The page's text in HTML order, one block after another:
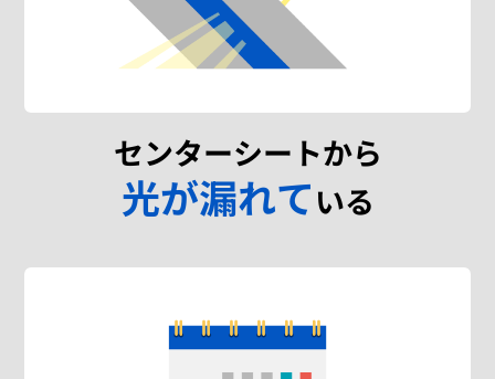
センターシートから
光が漏れている